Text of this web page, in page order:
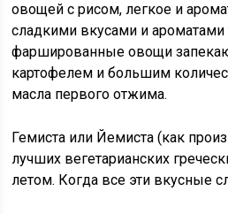
овощей с рисом, легкое и
сладкими вкусами и ароматами
фаршированные овощи
картофелем и большим
масла первого отжима.
Гемиста или Йемиста (как
лучших вегетарианских
летом. Когда все эти вкусные